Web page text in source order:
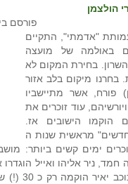
הולצמן
פורסם ביום :
"אדמתי", התקיים
באולמה של מועצה
השרון. בחירת המקום לא
בחרנו מיקום בלב אזור
פורח, אשר מתיישביו
ה 30 ויורשיהם, עוד זוכרים את
הוקמו הישובים אז.
מראשית שנות ה
ימים קשים ביותר:
ניר אליהו ואייל הוגדרו
יש לזכור